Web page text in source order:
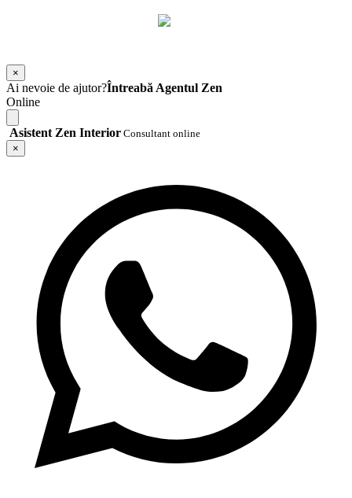
×
Ai nevoie de ajutor?Întreabă Agentul Zen
Online
Asistent Zen Interior Consultant online
×